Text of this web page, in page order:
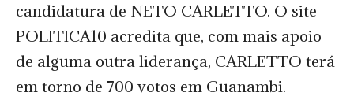
candidatura de NETO CARLETTO. O site
POLITICA10 acredita que, com mais apoio
de alguma outra liderança, CARLETTO terá
em torno de 700 votos em Guanambi.